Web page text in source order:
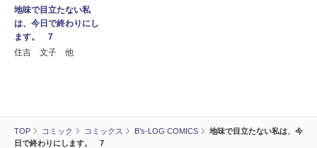
TOP コミック コミックス B's-LOG COMICS
地味で目立たない私は、今
日で終わりにします。 7
地味で目立たない私
は、今日で終わりにし
ます。 7
住吉 文子 他